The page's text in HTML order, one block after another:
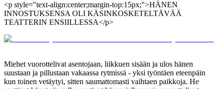
<p style="text-align:center;margin-top:15px;">HÄNEN
INNOSTUKSENSA OLI KÄSINKOSKETELTÄVÄÄ
TEATTERIN ENSIILLESSA</p>
Miehet vuorottelivat asentojaan, liikkuen sisään ja ulos hänen
suustaan ja pillustaan vakaassa rytmissä - yksi työntäen eteenpäin
kun toinen vetäytyi, sitten saumattomasti vaihtaen paikkoja. He